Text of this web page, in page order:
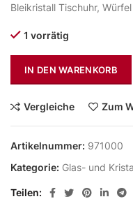
Bleikristall Tischuhr, Würfel
1 vorrätig
IN DEN WARENKORB
Vergleiche Zum
Artikelnummer: 971000
Kategorie: Glas- und
Teilen